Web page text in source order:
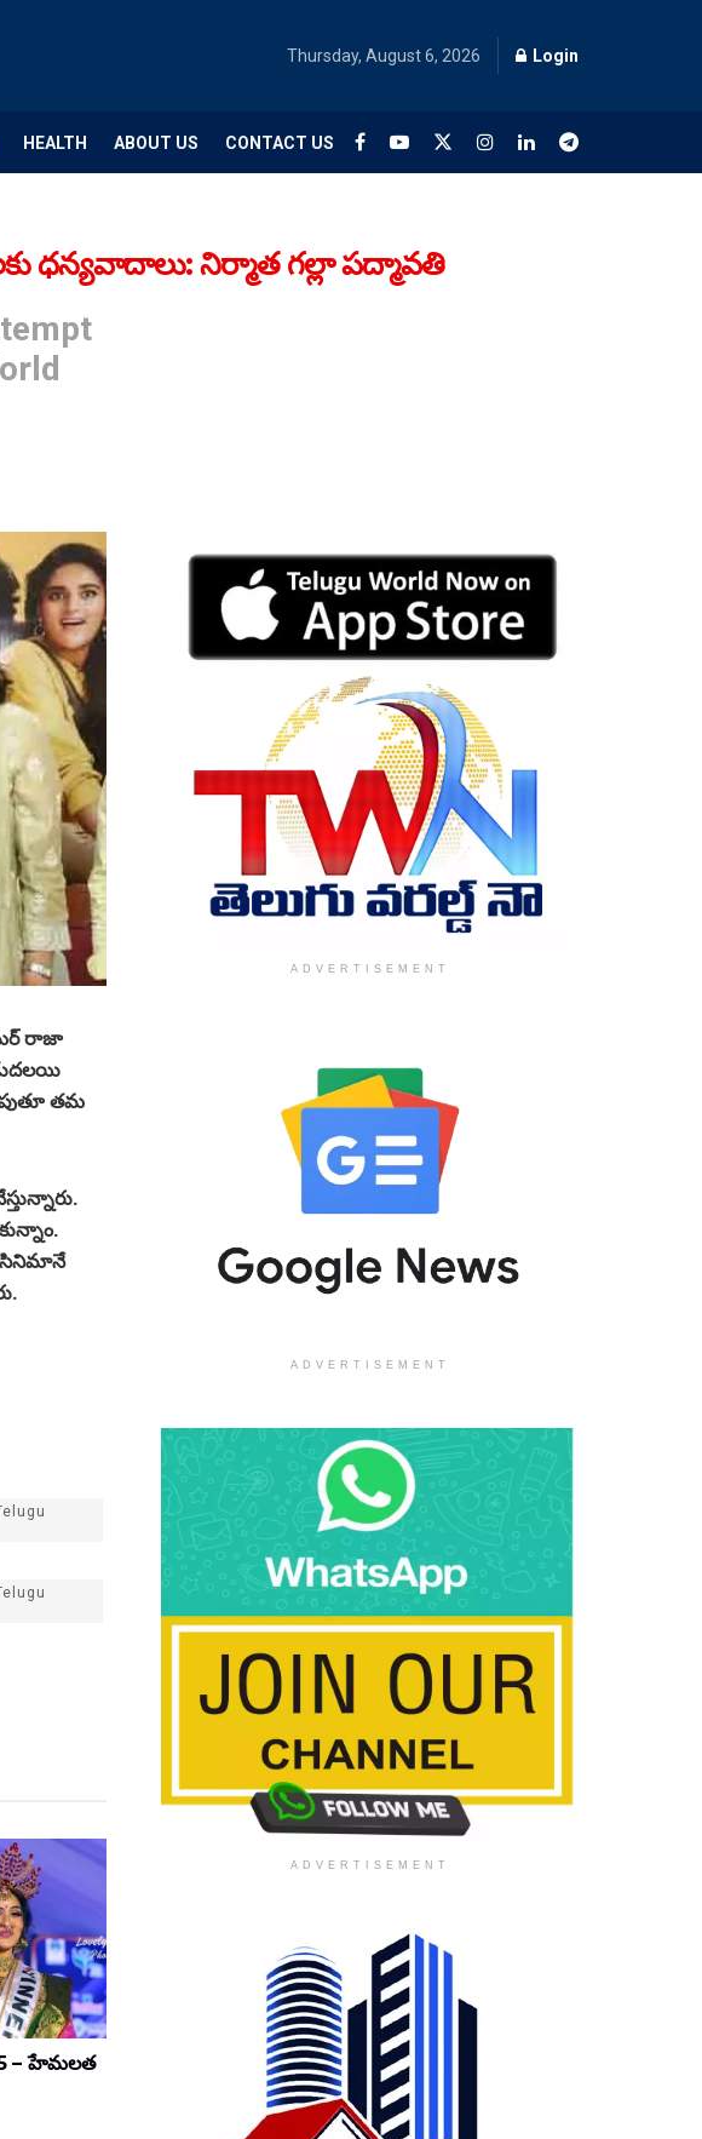
Thursday, August 6, 2026 Login
HEALTH ABOUT US CONTACT US
ధ‌న్య‌వాదాలు: నిర్మాత గల్లా పద్మావతి
రాజా
త‌మ
సినిమానే
– హేమలత
ADVERTISEMENT
ADVERTISEMENT
ADVERTISEMENT